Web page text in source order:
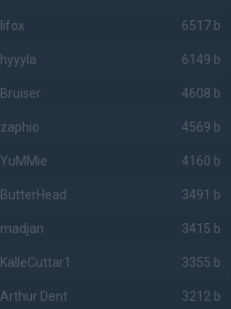
lifox 6517 b
hyyyla 6149 b
Bruiser 4608 b
zaphio 4569 b
YuMMie 4160 b
ButterHead 3491 b
madjan 3415 b
KalleCuttar1 3355 b
Arthur Dent 3212 b